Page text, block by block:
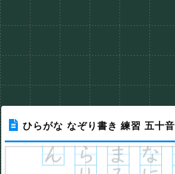
ひらがな なぞり書き 練習 五十音